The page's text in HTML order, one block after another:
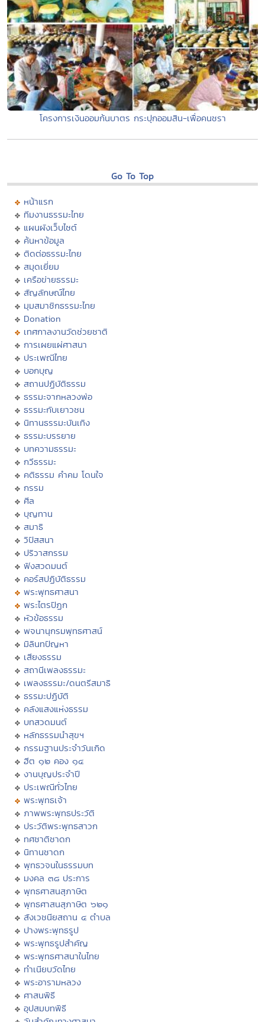
โครงการเงินออมก้นบาตร กระปุกออมสิน-เพื่อคนชรา
Go To Top
หน้าแรก
ทีมงานธรรมะไทย
แผนผังเว็บไซต์
ค้นหาข้อมูล
ติดต่อธรรมะไทย
สมุดเยี่ยม
เครือข่ายธรรมะ
สัญลักษณ์ไทย
มุมสมาชิกธรรมะไทย
Donation
เทศกาลงานวัดช่วยชาติ
การเผยแผ่ศาสนา
ประเพณีไทย
บอกบุญ
สถานปฏิบัติธรรม
ธรรมะจากหลวงพ่อ
ธรรมะกับเยาวชน
นิทานธรรมะบันเทิง
ธรรมะบรรยาย
บทความธรรมะ
กวีธรรมะ
คติธรรม คำคม โดนใจ
กรรม
ศีล
บุญทาน
สมาธิ
วิปัสสนา
ปริวาสกรรม
ฟังสวดมนต์
คอร์สปฏิบัติธรรม
พระพุทธศาสนา
พระไตรปิฏก
หัวข้อธรรม
พจนานุกรมพุทธศาสน์
มิลินทปัญหา
เสียงธรรม
สถานีเพลงธรรมะ
เพลงธรรมะ/ดนตรีสมาธิ
ธรรมะปฏิบัติ
คลังแสงแห่งธรรม
บทสวดมนต์
หลักธรรมนำสุขฯ
กรรมฐานประจำวันเกิด
ฮีต ๑๒ คอง ๑๔
งานบุญประจำปี
ประเพณีทั่วไทย
พระพุทธเจ้า
ภาพพระพุทธประวัติ
ประวัติพระพุทธสาวก
ทศชาติชาดก
นิทานชาดก
พุทธวจนในธรรมบท
มงคล ๓๘ ประการ
พุทธศาสนสุภาษิต
พุทธศาสนสุภาษิต ๖๒๑
สังเวชนียสถาน ๔ ตำบล
ปางพระพุทธรูป
พระพุทธรูปสำคัญ
พระพุทธศาสนาในไทย
ทำเนียบวัดไทย
พระอารามหลวง
ศาสนพิธี
อุปสมบทพิธี